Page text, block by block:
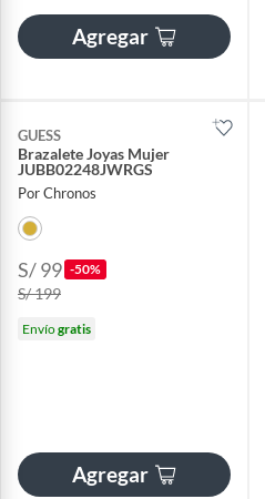
Agregar
GUESS
Brazalete Joyas Mujer
JUBB02248JWRGS
Por Chronos
S/ 99 -50%
S/ 199
Envíogratis
Agregar